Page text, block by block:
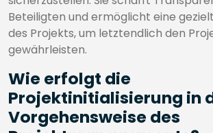
Beteiligten und ermöglicht eine
des Projekts, um letztendlich den
gewährleisten.
Wie erfolgt die
Projektinitialisierung in
Vorgehensweise des